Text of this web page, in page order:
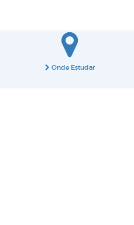
Onde Estudar